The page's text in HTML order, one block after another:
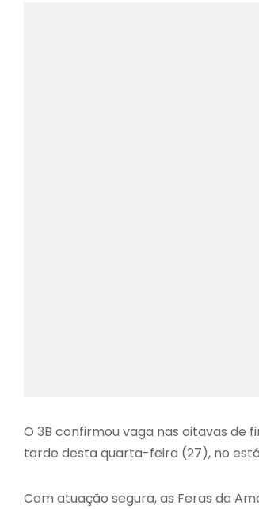
O 3B confirmou vaga nas oitavas de
tarde desta quarta-feira (27), no
Com atuação segura, as Feras da